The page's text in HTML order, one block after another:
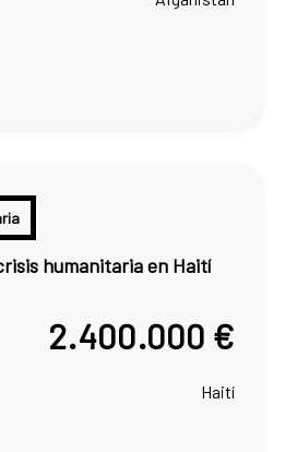
humanitaria en Haití
2.400.000 €
Haití